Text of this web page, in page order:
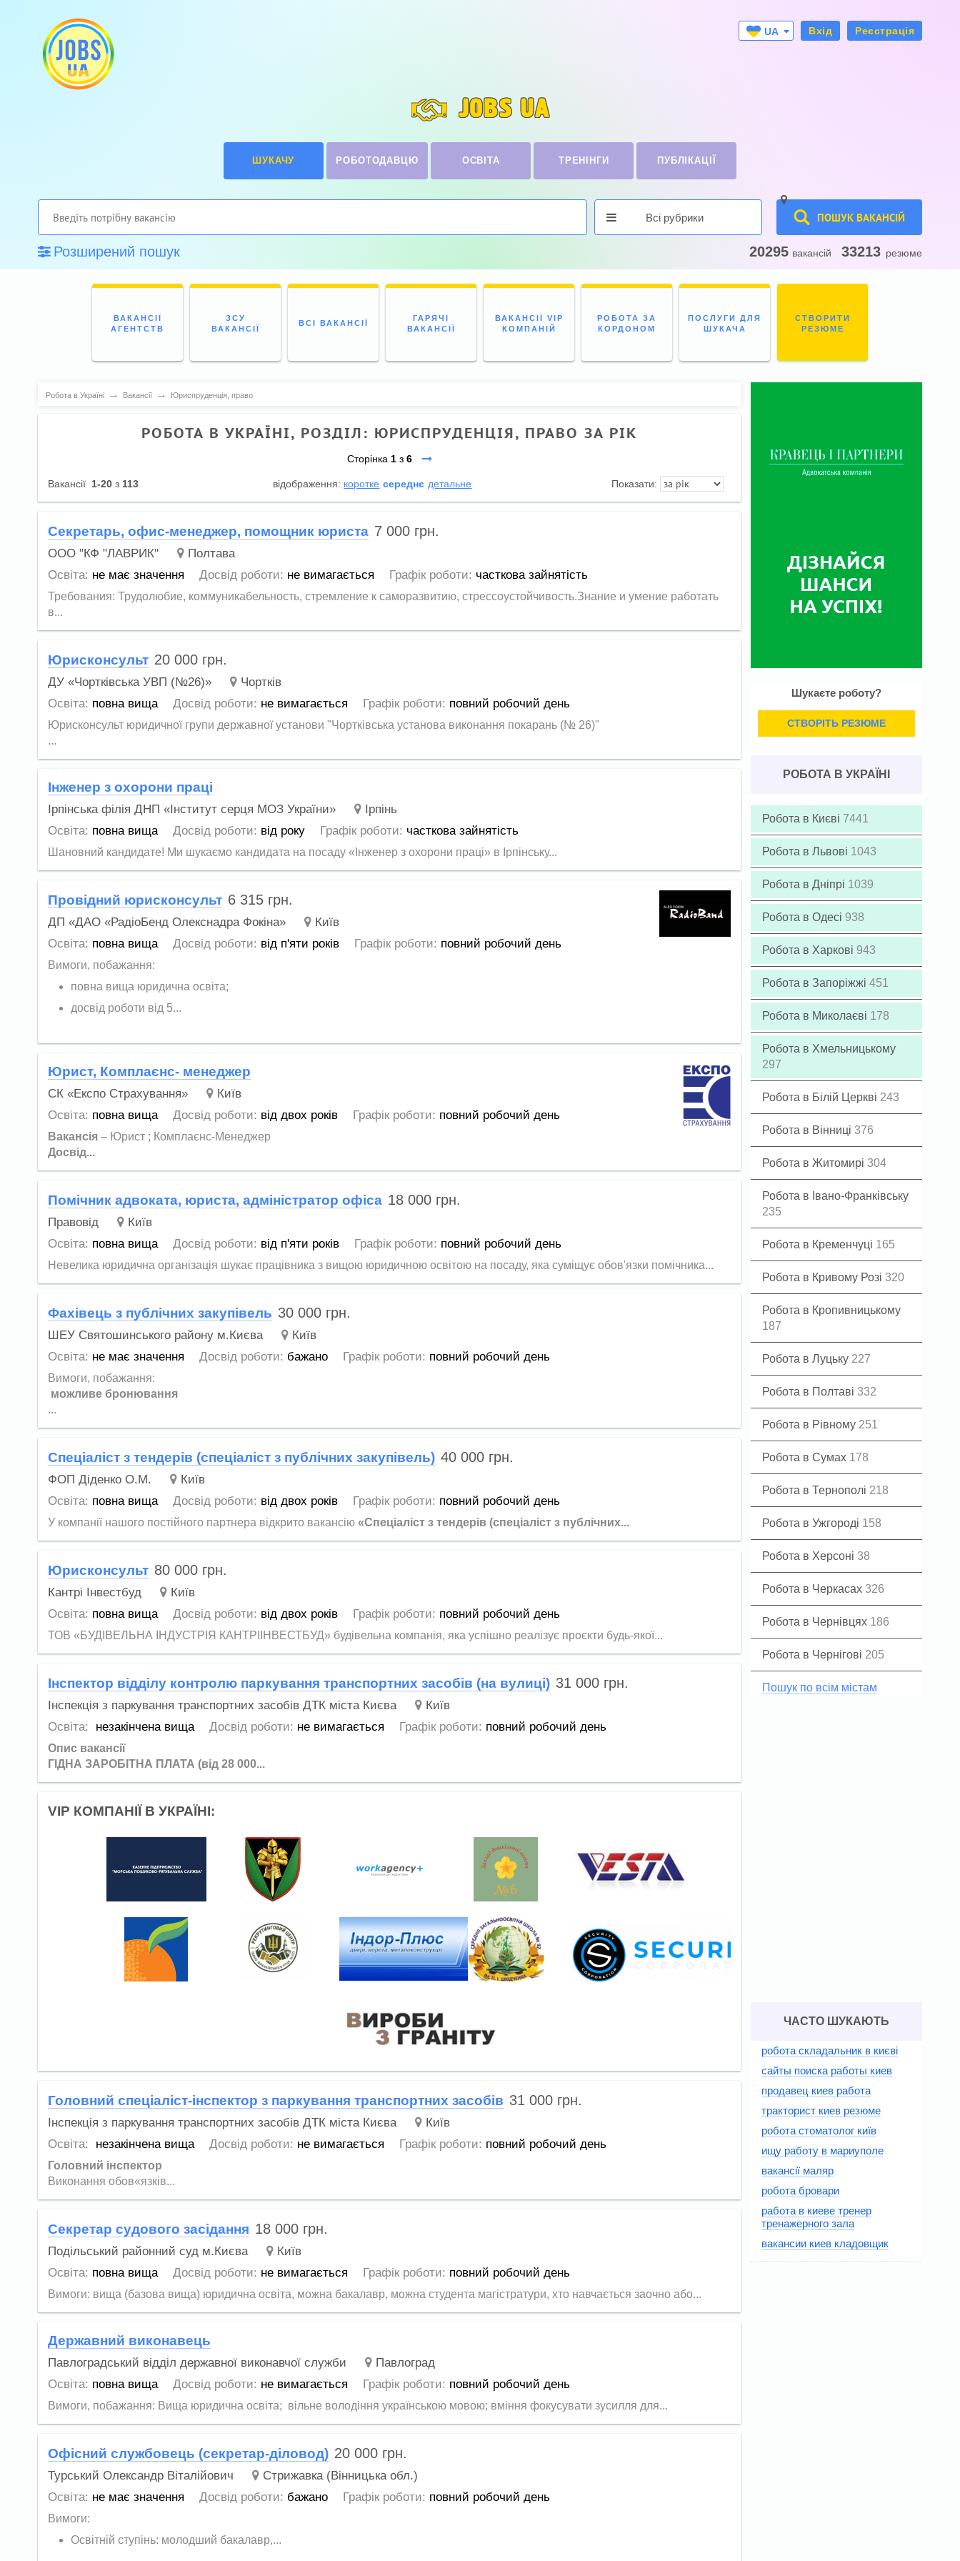
UA
Вхід Реєстрація
JOBS UA
ШУКАЧУ РОБОТОДАВЦЮ ОСВІТА ТРЕНІНГИ ПУБЛІКАЦІЇ
Всі рубрики ПОШУК ВАКАНСІЙ
Розширений пошук 20295 вакансій 33213 резюме
ВАКАНСІЇ
АГЕНТСТВ
ЗСУ
ВАКАНСІЇ
ВСІ ВАКАНСІЇ
ГАРЯЧІ
ВАКАНСІЇ
ВАКАНСІЇ VIP
КОМПАНІЙ
РОБОТА ЗА
КОРДОНОМ
ПОСЛУГИ ДЛЯ
ШУКАЧА
СТВОРИТИ
РЕЗЮМЕ
Робота в Україні → Вакансії → Юриспруденція, право
РОБОТА В УКРАЇНІ, РОЗДІЛ: ЮРИСПРУДЕНЦІЯ, ПРАВО ЗА РІК
Сторінка 1з 6
Вакансії 1-20 з 113 відображення: коротке середнє детальне Показати:
Секретарь, офис-менеджер, помощник юриста 7 000 грн.
ООО "КФ "ЛАВРИК"
Полтава
Освіта: не має значення Досвід роботи: не вимагається Графік роботи: часткова зайнятість
Требования: Трудолюбие, коммуникабельность, стремление к саморазвитию, стрессоустойчивость.Знание и умение работать
в...
Юрисконсульт 20 000 грн.
ДУ «Чортківська УВП (№26)»
Чортків
Освіта: повна вища Досвід роботи: не вимагається Графік роботи: повний робочий день
Юрисконсульт юридичної групи державної установи "Чортківська установа виконання покарань (№ 26)"
...
Інженер з охорони праці
Ірпінська філія ДНП «Інститут серця МОЗ України»
Ірпінь
Освіта: повна вища Досвід роботи: від року Графік роботи: часткова зайнятість
Шановний кандидате! Ми шукаємо кандидата на посаду «Інженер з охорони праці» в Ірпінську...
Провідний юрисконсульт 6 315 грн.
ДП «ДАО «РадіоБенд Олекснадра Фокіна»
Київ
Освіта: повна вища Досвід роботи: від п'яти років Графік роботи: повний робочий день
Вимоги, побажання:
повна вища юридична освіта;
досвід роботи від 5...
Юрист, Комплаєнс- менеджер
СК «Експо Страхування»
Київ
Освіта: повна вища Досвід роботи: від двох років Графік роботи: повний робочий день
Вакансія – Юрист ; Комплаєнс-Менеджер
Досвід...
Помічник адвоката, юриста, адміністратор офіса 18 000 грн.
Правовід
Київ
Освіта: повна вища Досвід роботи: від п'яти років Графік роботи: повний робочий день
Невелика юридична організація шукає працівника з вищою юридичною освітою на посаду, яка суміщує обов'язки помічника...
Фахівець з публічних закупівель 30 000 грн.
ШЕУ Святошинського району м.Києва
Київ
Освіта: не має значення Досвід роботи: бажано Графік роботи: повний робочий день
Вимоги, побажання:
можливе бронювання
...
Спеціаліст з тендерів (спеціаліст з публічних закупівель) 40 000 грн.
ФОП Діденко О.М.
Київ
Освіта: повна вища Досвід роботи: від двох років Графік роботи: повний робочий день
У компанії нашого постійного партнера відкрито вакансію «Спеціаліст з тендерів (спеціаліст з публічних...
Юрисконсульт 80 000 грн.
Кантрі Інвестбуд
Київ
Освіта: повна вища Досвід роботи: від двох років Графік роботи: повний робочий день
ТОВ «БУДІВЕЛЬНА ІНДУСТРІЯ КАНТРІІНВЕСТБУД» будівельна компанія, яка успішно реалізує проєкти будь-якої...
Інспектор відділу контролю паркування транспортних засобів (на вулиці) 31 000 грн.
Інспекція з паркування транспортних засобів ДТК міста Києва
Київ
Освіта:
незакінчена вища Досвід роботи: не вимагається Графік роботи: повний робочий день
Опис вакансії
ГІДНА ЗАРОБІТНА ПЛАТА (від 28 000...
VIP КОМПАНІЇ В УКРАЇНІ:
Головний спеціаліст-інспектор з паркування транспортних засобів 31 000 грн.
Інспекція з паркування транспортних засобів ДТК міста Києва
Київ
Освіта:
незакінчена вища Досвід роботи: не вимагається Графік роботи: повний робочий день
Головний інспектор
Виконання обов«язків...
Секретар судового засідання 18 000 грн.
Подільський районний суд м.Києва
Київ
Освіта: повна вища Досвід роботи: не вимагається Графік роботи: повний робочий день
Вимоги: вища (базова вища) юридична освіта, можна бакалавр, можна студента магістратури, хто навчається заочно або...
Державний виконавець
Павлоградський відділ державної виконавчої служби
Павлоград
Освіта: повна вища Досвід роботи: не вимагається Графік роботи: повний робочий день
Вимоги, побажання: Вища юридична освіта; вільне володіння українською мовою; вміння фокусувати зусилля для...
Офісний службовець (секретар-діловод) 20 000 грн.
Турський Олександр Віталійович
Стрижавка (Вінницька обл.)
Освіта: не має значення Досвід роботи: бажано Графік роботи: повний робочий день
Вимоги:
Освітній ступінь: молодший бакалавр,...
Шукаєте роботу?
СТВОРІТЬ РЕЗЮМЕ
РОБОТА В УКРАЇНІ
Робота в Києві 7441
Робота в Львові 1043
Робота в Дніпрі 1039
Робота в Одесі 938
Робота в Харкові 943
Робота в Запоріжжі 451
Робота в Миколаєві 178
Робота в Хмельницькому
297
Робота в Білій Церкві 243
Робота в Вінниці 376
Робота в Житомирі 304
Робота в Івано-Франківську
235
Робота в Кременчуці 165
Робота в Кривому Розі 320
Робота в Кропивницькому
187
Робота в Луцьку 227
Робота в Полтаві 332
Робота в Рівному 251
Робота в Сумах 178
Робота в Тернополі 218
Робота в Ужгороді 158
Робота в Херсоні 38
Робота в Черкасах 326
Робота в Чернівцях 186
Робота в Чернігові 205
Пошук по всім містам
ЧАСТО ШУКАЮТЬ
робота складальник в києві
сайты поиска работы киев
продавец киев работа
тракторист киев резюме
робота стоматолог київ
ищу работу в мариуполе
вакансії маляр
робота бровари
работа в киеве тренер
тренажерного зала
вакансии киев кладовщик